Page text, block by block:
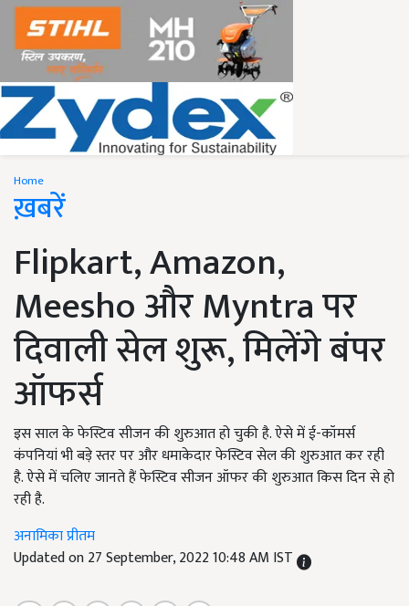
Home
ख़बरें
Flipkart, Amazon,
Meesho और Myntra पर
दिवाली सेल शुरू, मिलेंगे बंपर
ऑफर्स
इस साल के फेस्टिव सीजन की शुरुआत हो चुकी है. ऐसे में ई-कॉमर्स
कंपनियां भी बड़े स्तर पर और धमाकेदार फेस्टिव सेल की शुरुआत कर रही
है. ऐसे में चलिए जानते हैं फेस्टिव सीजन ऑफर की शुरुआत किस दिन से हो
रही है.
अनामिका प्रीतम
Updated on 27 September, 2022 10:48 AM IST